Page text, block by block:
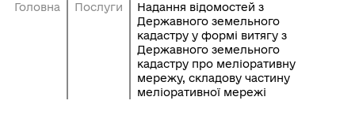
Головна Послуги
Надання відомостей з
Державного земельного
кадастру у формі витягу з
Державного земельного
кадастру про меліоративну
мережу, складову частину
меліоративної мережі